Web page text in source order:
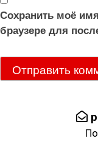
Сохранить моё
браузере для